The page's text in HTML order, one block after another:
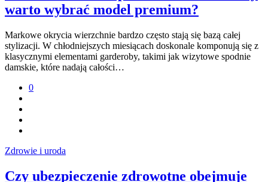
warto wybrać model premium?
Markowe okrycia wierzchnie bardzo często stają się bazą całej
stylizacji. W chłodniejszych miesiącach doskonale komponują się z
klasycznymi elementami garderoby, takimi jak wizytowe spodnie
damskie, które nadają całości…
0
Zdrowie i uroda
Czy ubezpieczenie zdrowotne obejmuje